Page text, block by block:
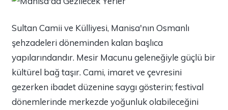
Sultan Camii ve Külliyesi, Manisa'nın Osmanlı
şehzadeleri döneminden kalan başlıca
yapılarındandır. Mesir Macunu geleneğiyle güçlü bir
kültürel bağ taşır. Cami, imaret ve çevresini
gezerken ibadet düzenine saygı gösterin; festival
dönemlerinde merkezde yoğunluk olabileceğini